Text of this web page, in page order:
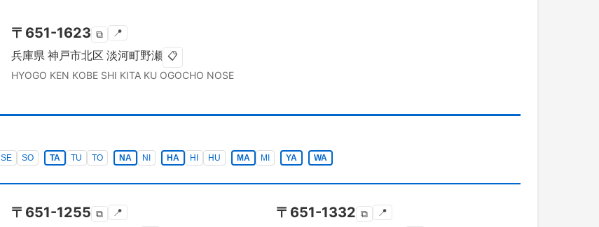
〒 651-1623 ⧉ 📍
兵庫県 神戸市北区 淡河町野瀬 📋
HYOGO KEN KOBE SHI KITA KU OGOCHO NOSE
SE SO TA TU TO NA NI HA HI HU MA MI YA WA
〒 651-1255 ⧉ 📍 〒 651-1332 ⧉ 📍